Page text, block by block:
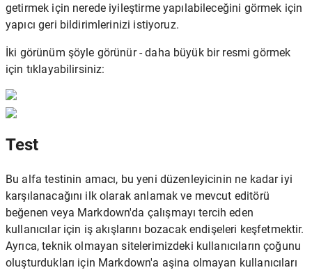
getirmek için nerede iyileştirme yapılabileceğini görmek için
yapıcı geri bildirimlerinizi istiyoruz.
İki görünüm şöyle görünür - daha büyük bir resmi görmek
için tıklayabilirsiniz:
Test
Bu alfa testinin amacı, bu yeni düzenleyicinin ne kadar iyi
karşılanacağını ilk olarak anlamak ve mevcut editörü
beğenen veya Markdown'da çalışmayı tercih eden
kullanıcılar için iş akışlarını bozacak endişeleri keşfetmektir.
Ayrıca, teknik olmayan sitelerimizdeki kullanıcıların çoğunu
oluşturdukları için Markdown'a aşina olmayan kullanıcıları